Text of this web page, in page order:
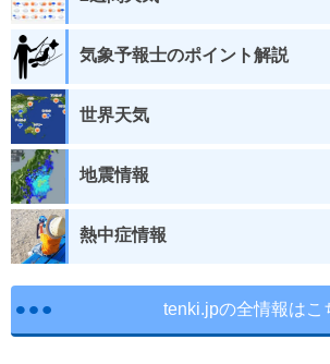
気象予報士のポイント解説
世界天気
地震情報
熱中症情報
tenki.jpの全情報はこ